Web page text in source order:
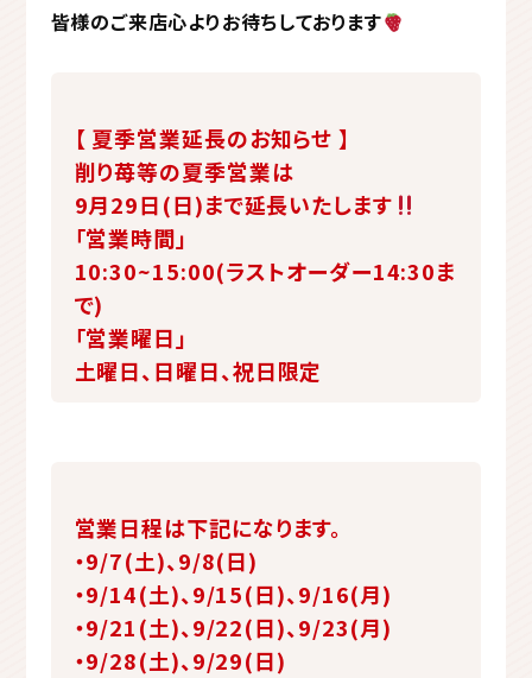
皆様のご来店心よりお待ちしております
【 夏季営業延長のお知らせ 】
削り苺等の夏季営業は
9月29日(日)まで延長いたします
「営業時間」
10:30~15:00(ラストオーダー14:30ま
で)
「営業曜日」
土曜日、日曜日、祝日限定
営業日程は下記になります。
・9/7(土)、9/8(日)
・9/14(土)、9/15(日)、9/16(月)
・9/21(土)、9/22(日)、9/23(月)
・9/28(土)、9/29(日)